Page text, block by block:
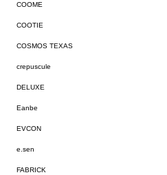
COOME
COOTIE
COSMOS TEXAS
crepuscule
DELUXE
Eanbe
EVCON
e.sen
FABRICK